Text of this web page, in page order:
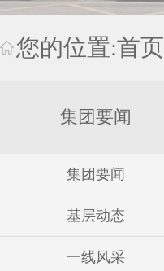
您的位置:首页
集团要闻
集团要闻
基层动态
一线风采